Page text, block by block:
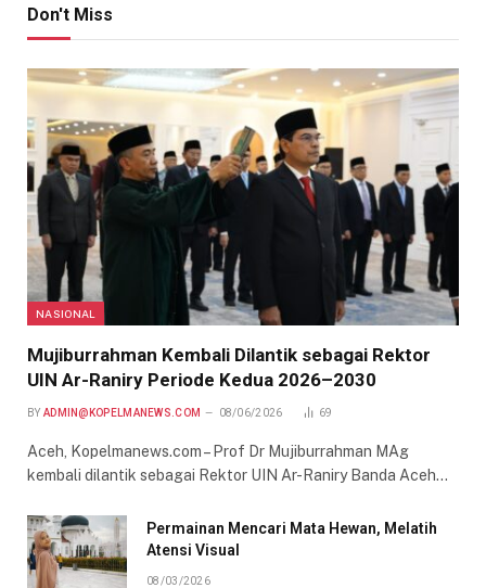
Don't Miss
NASIONAL
Mujiburrahman Kembali Dilantik sebagai Rektor
UIN Ar-Raniry Periode Kedua 2026–2030
BY ADMIN@KOPELMANEWS.COM 08/06/2026 69
Aceh, Kopelmanews.com – Prof Dr Mujiburrahman MAg
kembali dilantik sebagai Rektor UIN Ar-Raniry Banda Aceh…
Permainan Mencari Mata Hewan, Melatih
Atensi Visual
08/03/2026